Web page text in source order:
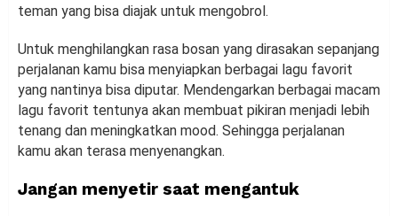
teman yang bisa diajak untuk mengobrol.
Untuk menghilangkan rasa bosan yang dirasakan sepanjang
perjalanan kamu bisa menyiapkan berbagai lagu favorit
yang nantinya bisa diputar. Mendengarkan berbagai macam
lagu favorit tentunya akan membuat pikiran menjadi lebih
tenang dan meningkatkan mood. Sehingga perjalanan
kamu akan terasa menyenangkan.
Jangan menyetir saat mengantuk